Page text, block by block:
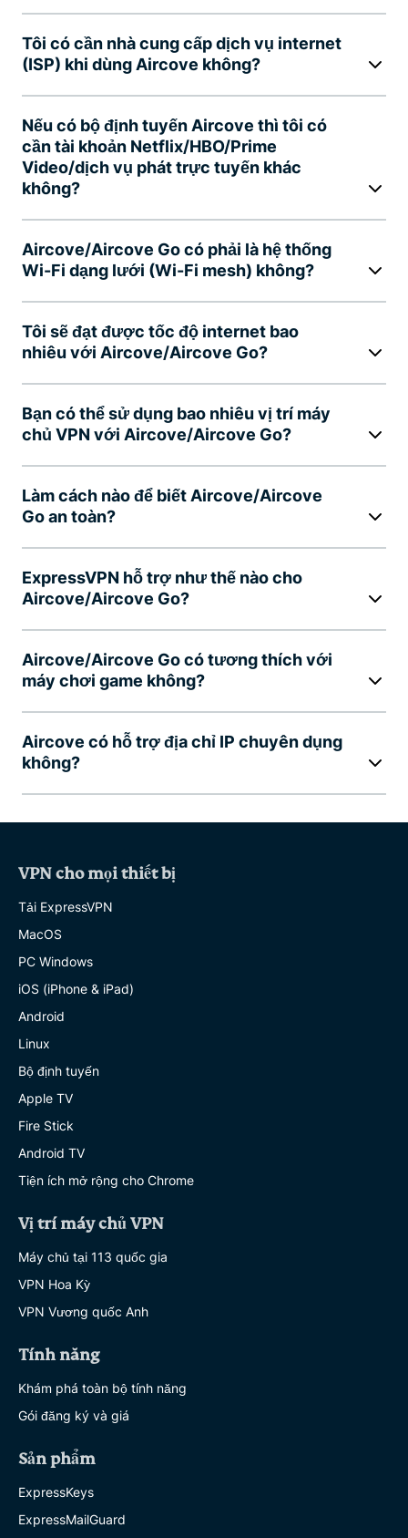
Tôi có cần nhà cung cấp dịch vụ internet
(ISP) khi dùng Aircove không?
Nếu có bộ định tuyến Aircove thì tôi có
cần tài khoản Netflix/HBO/Prime
Video/dịch vụ phát trực tuyến khác
không?
Aircove/Aircove Go có phải là hệ thống
Wi-Fi dạng lưới (Wi-Fi mesh) không?
Tôi sẽ đạt được tốc độ internet bao
nhiêu với Aircove/Aircove Go?
Bạn có thể sử dụng bao nhiêu vị trí máy
chủ VPN với Aircove/Aircove Go?
Làm cách nào để biết Aircove/Aircove
Go an toàn?
ExpressVPN hỗ trợ như thế nào cho
Aircove/Aircove Go?
Aircove/Aircove Go có tương thích với
máy chơi game không?
Aircove có hỗ trợ địa chỉ IP chuyên dụng
không?
VPN cho mọi thiết bị
Tải ExpressVPN
MacOS
PC Windows
iOS (iPhone & iPad)
Android
Linux
Bộ định tuyến
Apple TV
Fire Stick
Android TV
Tiện ích mở rộng cho Chrome
Vị trí máy chủ VPN
Máy chủ tại 113 quốc gia
VPN Hoa Kỳ
VPN Vương quốc Anh
Tính năng
Khám phá toàn bộ tính năng
Gói đăng ký và giá
Sản phẩm
ExpressKeys
ExpressMailGuard